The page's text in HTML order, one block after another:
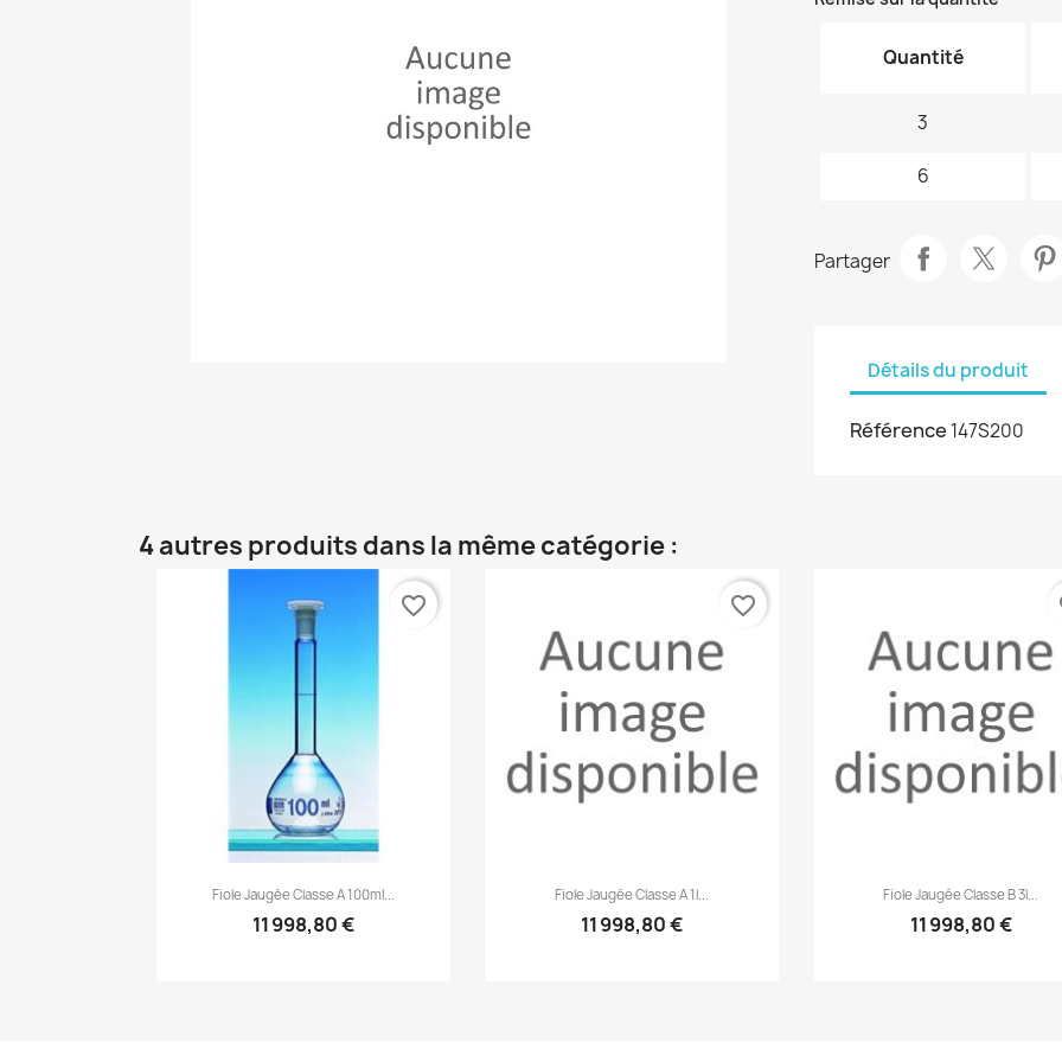
Quantité
3
6
Partager
Détails du produit
Référence 147S200
4 autres produits dans la même catégorie :
Aperçu rapide
Fiole Jaugée Classe A 100ml...
11 998,80 €
favorite_border
Aperçu rapide
Fiole Jaugée Classe A 1l...
11 998,80 €
favorite_border
Aperçu rapide
Fiole Jaugée Classe B 3l...
11 998,80 €